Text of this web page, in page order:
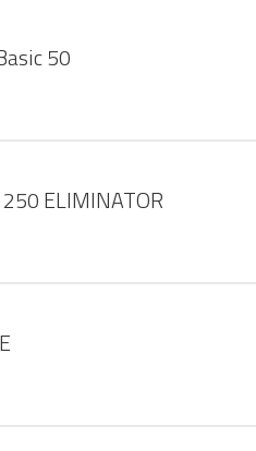
50
ELIMINATOR